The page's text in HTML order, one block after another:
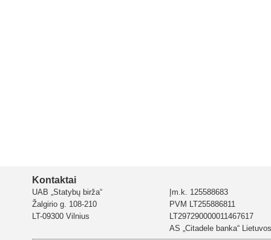
Kontaktai
UAB „Statybų birža“
Žalgirio g. 108-210
LT-09300 Vilnius
Įm.k. 125588683
PVM LT255886811
LT297290000011467617
AS „Citadele banka“